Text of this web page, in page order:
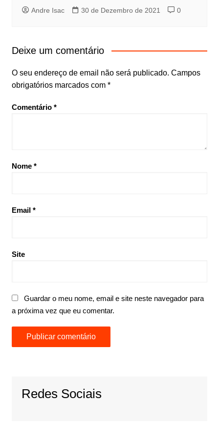
Andre Isac 30 de Dezembro de 2021 0
Deixe um comentário
O seu endereço de email não será publicado. Campos
obrigatórios marcados com *
Comentário *
Nome *
Email *
Site
Guardar o meu nome, email e site neste navegador para
a próxima vez que eu comentar.
Redes Sociais